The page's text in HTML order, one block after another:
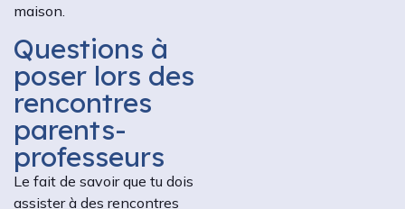
maison.
Questions à
poser lors des
rencontres
parents-
professeurs
Le fait de savoir que tu dois
assister à des rencontres